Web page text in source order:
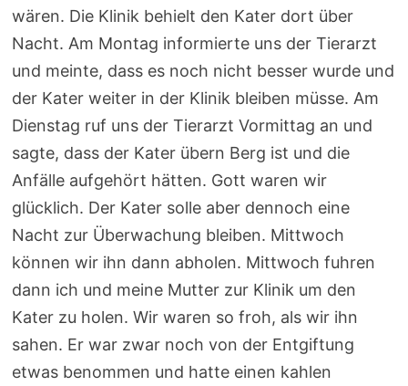
wären. Die Klinik behielt den Kater dort über
Nacht. Am Montag informierte uns der Tierarzt
und meinte, dass es noch nicht besser wurde und
der Kater weiter in der Klinik bleiben müsse. Am
Dienstag ruf uns der Tierarzt Vormittag an und
sagte, dass der Kater übern Berg ist und die
Anfälle aufgehört hätten. Gott waren wir
glücklich. Der Kater solle aber dennoch eine
Nacht zur Überwachung bleiben. Mittwoch
können wir ihn dann abholen. Mittwoch fuhren
dann ich und meine Mutter zur Klinik um den
Kater zu holen. Wir waren so froh, als wir ihn
sahen. Er war zwar noch von der Entgiftung
etwas benommen und hatte einen kahlen